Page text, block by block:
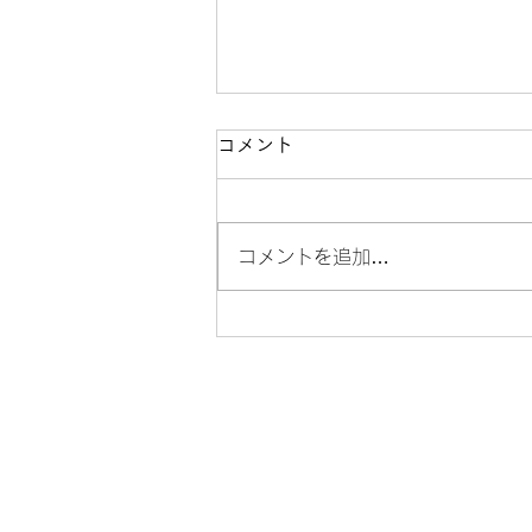
ふわふわかき氷販売のお知ら
コメント
コメントを追加…